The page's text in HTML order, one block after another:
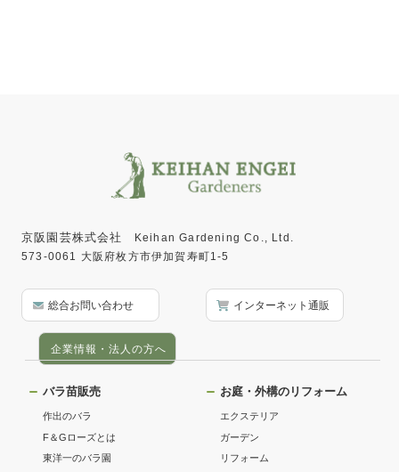
京阪園芸株式会社
Keihan Gardening Co., Ltd.
573-0061 大阪府枚方市伊加賀寿町1-5
総合お問い合わせ インターネット通販
企業情報・法人の方へ
バラ苗販売
作出のバラ
F＆Gローズとは
東洋一のバラ園
お庭・外構のリフォーム
エクステリア
ガーデン
リフォーム